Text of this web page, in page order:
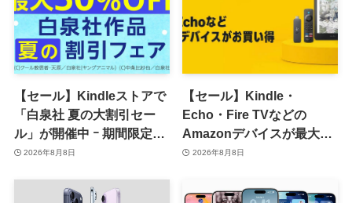
【セール】Kindleストアで
「白泉社 夏の大割引セー
ル」が開催中 ｰ 期間限定
70％オフや全巻50％オフな
2026年8月8日
【セール】Kindle・
Echo・Fire TVなどの
Amazonデバイスが最大
31%オフに
2026年8月8日